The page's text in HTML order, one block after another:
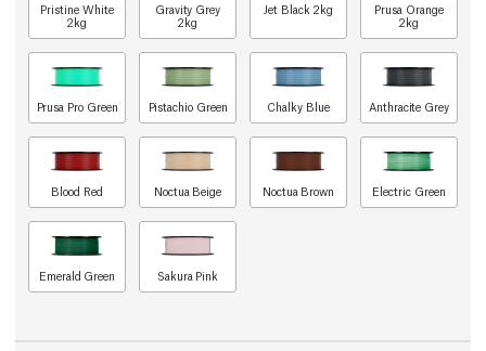
Pristine White
2kg
Gravity Grey
2kg
Jet Black 2kg
Prusa Orange
2kg
Prusa Pro Green Pistachio Green Chalky Blue Anthracite Grey
Blood Red Noctua Beige Noctua Brown Electric Green
Emerald Green Sakura Pink